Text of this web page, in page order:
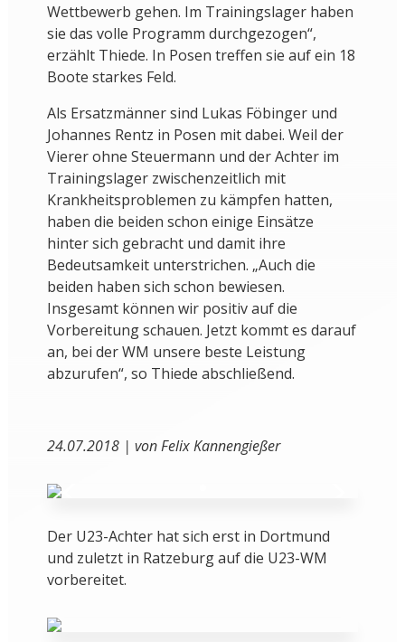
Wettbewerb gehen. Im Trainingslager haben
sie das volle Programm durchgezogen“,
erzählt Thiede. In Posen treffen sie auf ein 18
Boote starkes Feld.
Als Ersatzmänner sind Lukas Föbinger und
Johannes Rentz in Posen mit dabei. Weil der
Vierer ohne Steuermann und der Achter im
Trainingslager zwischenzeitlich mit
Krankheitsproblemen zu kämpfen hatten,
haben die beiden schon einige Einsätze
hinter sich gebracht und damit ihre
Bedeutsamkeit unterstrichen. „Auch die
beiden haben sich schon bewiesen.
Insgesamt können wir positiv auf die
Vorbereitung schauen. Jetzt kommt es darauf
an, bei der WM unsere beste Leistung
abzurufen“, so Thiede abschließend.
24.07.2018 | von Felix Kannengießer